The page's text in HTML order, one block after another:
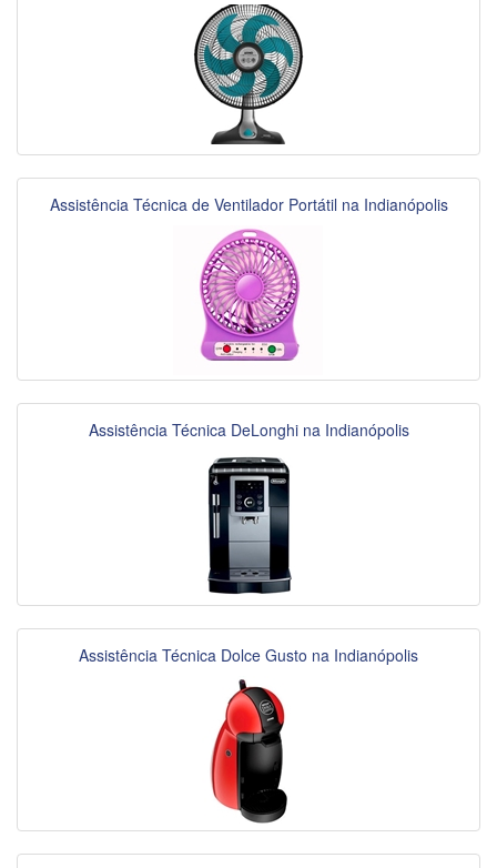
Assistência Técnica de Ventilador Portátil na Indianópolis
Assistência Técnica DeLonghi na Indianópolis
Assistência Técnica Dolce Gusto na Indianópolis